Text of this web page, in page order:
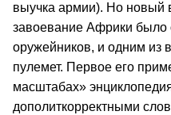
выучка армии). Но новый
завоевание Африки было
оружейников, и одним из
пулемет. Первое его
масштабах»
дополиткорректными